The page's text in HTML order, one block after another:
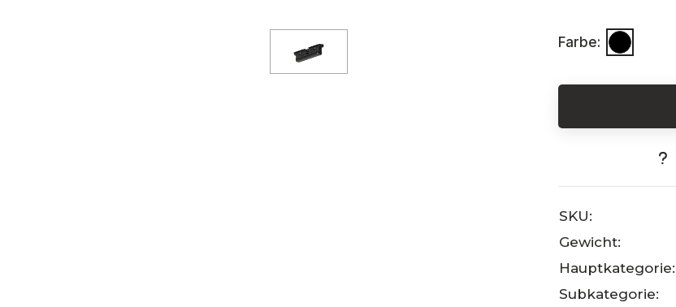
Farbe:
SKU:
Gewicht:
Hauptkategorie:
Subkategorie: